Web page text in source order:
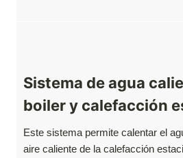
i
n
l
a
l
s
Sistema de agua
boiler y calefacción
Este sistema permite calentar el
aire caliente de la calefacción